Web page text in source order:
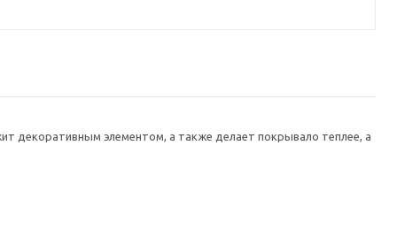
декоративным элементом, а также делает покрывало теплее, а